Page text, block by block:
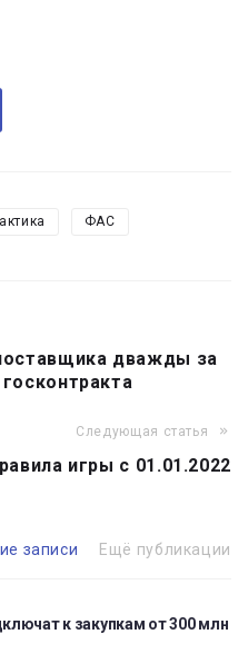
ФАС
дважды за
Следующая статья
игры с 01.01.2022
записи Ещё публикации
к закупкам от 300 млн